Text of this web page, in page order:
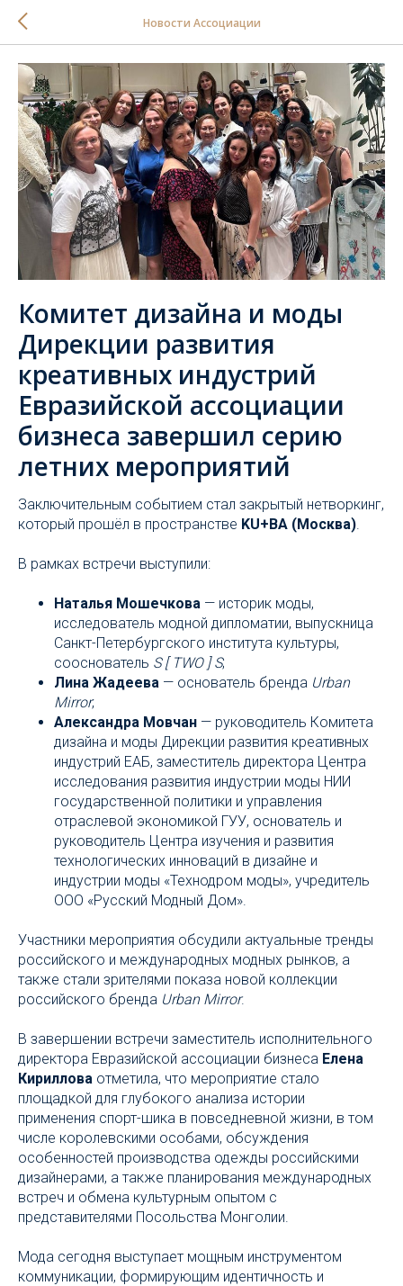
Новости Ассоциации
Комитет дизайна и моды
Дирекции развития
креативных индустрий
Евразийской ассоциации
бизнеса завершил серию
летних мероприятий
Заключительным событием стал закрытый нетворкинг,
который прошёл в пространстве KU+BA (Москва)
В рамках встречи выступили:
Наталья Мошечкова — историк моды,
исследователь модной дипломатии, выпускница
Санкт-Петербургского института культуры,
сооснователь S [ TWO ] S;
Лина Жадеева — основатель бренда Urban
Mirror;
Александра Мовчан — руководитель Комитета
дизайна и моды Дирекции развития креативных
индустрий ЕАБ, заместитель директора Центра
исследования развития индустрии моды НИИ
государственной политики и управления
отраслевой экономикой ГУУ, основатель и
руководитель Центра изучения и развития
технологических инноваций в дизайне и
индустрии моды «Технодром моды», учредитель
ООО «Русский Модный Дом».
Участники мероприятия обсудили актуальные тренды
российского и международных модных рынков, а
также стали зрителями показа новой коллекции
российского бренда Urban Mirror.
В завершении встречи заместитель исполнительного
директора Евразийской ассоциации бизнеса Елена
Кириллова отметила, что мероприятие стало
площадкой для глубокого анализа истории
применения спорт-шика в повседневной жизни, в том
числе королевскими особами, обсуждения
особенностей производства одежды российскими
дизайнерами, а также планирования международных
встреч и обмена культурным опытом с
представителями Посольства Монголии.
Мода сегодня выступает мощным инструментом
коммуникации, формирующим идентичность и